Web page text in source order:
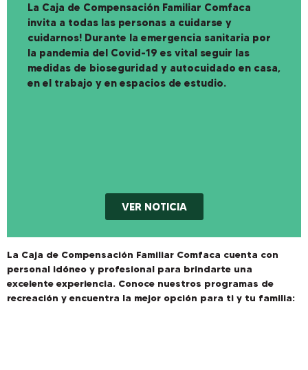
La Caja de Compensación Familiar Comfaca
invita a todas las personas a cuidarse y
cuidarnos! Durante la emergencia sanitaria por
la pandemia del Covid-19 es vital seguir las
medidas de bioseguridad y autocuidado en casa,
en el trabajo y en espacios de estudio.
VER NOTICIA
La Caja de Compensación Familiar Comfaca cuenta con
personal idóneo y profesional para brindarte una
excelente experiencia. Conoce nuestros programas de
recreación y encuentra la mejor opción para ti y tu familia: